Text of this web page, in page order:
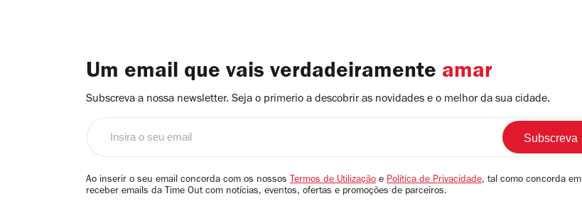
Um email que vais verdadeiramente amar
Subscreva a nossa newsletter. Seja o primerio a descobrir as novidades e o melhor da sua cidade.
email
Ao inserir o seu email concorda com os nossos Termos de Utilização e Política de Privacidade, tal como concorda em
receber emails da Time Out com notícias, eventos, ofertas e promoções de parceiros.